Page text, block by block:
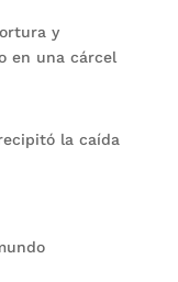
y
en una cárcel
la caída